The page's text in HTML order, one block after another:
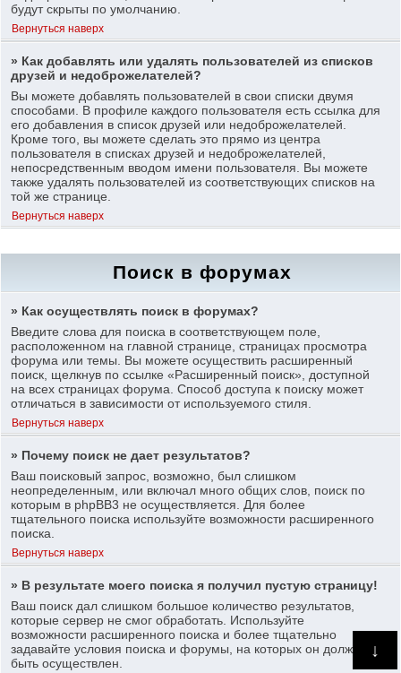
↓
будут скрыты по умолчанию.
Вернуться наверх
» Как добавлять или удалять пользователей из списков
друзей и недоброжелателей?
Вы можете добавлять пользователей в свои списки двумя
способами. В профиле каждого пользователя есть ссылка для
его добавления в список друзей или недоброжелателей.
Кроме того, вы можете сделать это прямо из центра
пользователя в списках друзей и недоброжелателей,
непосредственным вводом имени пользователя. Вы можете
также удалять пользователей из соответствующих списков на
той же странице.
Вернуться наверх
Поиск в форумах
» Как осуществлять поиск в форумах?
Введите слова для поиска в соответствующем поле,
расположенном на главной странице, страницах просмотра
форума или темы. Вы можете осуществить расширенный
поиск, щелкнув по ссылке «Расширенный поиск», доступной
на всех страницах форума. Способ доступа к поиску может
отличаться в зависимости от используемого стиля.
Вернуться наверх
» Почему поиск не дает результатов?
Ваш поисковый запрос, возможно, был слишком
неопределенным, или включал много общих слов, поиск по
которым в phpBB3 не осуществляется. Для более
тщательного поиска используйте возможности расширенного
поиска.
Вернуться наверх
» В результате моего поиска я получил пустую страницу!
Ваш поиск дал слишком большое количество результатов,
которые сервер не смог обработать. Используйте
возможности расширенного поиска и более тщательно
задавайте условия поиска и форумы, на которых он должен
быть осуществлен.